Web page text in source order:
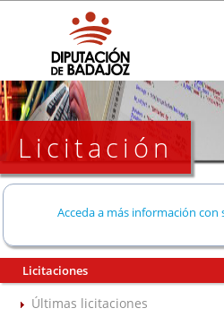
Licitación
Acceda a más información
Licitaciones
Últimas licitaciones